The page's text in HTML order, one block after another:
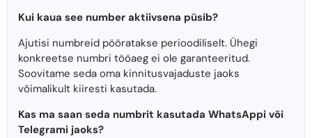
Kui kaua see number aktiivsena püsib?
Ajutisi numbreid pööratakse perioodiliselt. Ühegi
konkreetse numbri tööaeg ei ole garanteeritud.
Soovitame seda oma kinnitusvajaduste jaoks
võimalikult kiiresti kasutada.
Kas ma saan seda numbrit kasutada WhatsAppi või
Telegrami jaoks?